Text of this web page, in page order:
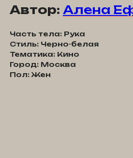
Автор: Алена
Часть тела: Рука
Стиль: Черно-белая
Тематика: Кино
Город: Москва
Пол: Жен